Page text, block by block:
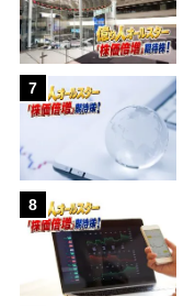
7
8